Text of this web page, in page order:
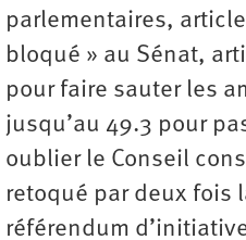
parlementaires,
bloqué » au Sénat,
pour faire sauter les
jusqu’au 49.3 pour
oublier le Conseil
retoqué par deux fois
référendum